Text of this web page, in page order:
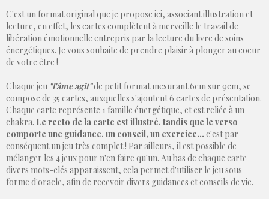
C'est un format original que je propose ici, associant illustration et
lecture, en effet, les cartes complètent à merveille le travail de
libération émotionnelle entrepris par la lecture du livre de soins
énergétiques. Je vous souhaite de prendre plaisir à plonger au coeur
de votre être !
Chaque jeu "l'âme agit"de petit format mesurant 6cm sur 9cm, se
compose de 35 cartes, auxquelles s'ajoutent 6 cartes de présentation.
Chaque carte représente 1 famille énergétique, et est reliée à un
chakra. Le recto de la carte est illustré, tandis que le verso
comporte une guidance, un conseil, un exercice... c'est par
conséquent un jeu très complet ! Par ailleurs, il est possible de
mélanger les 4 jeux pour n'en faire qu'un. Au bas de chaque carte
divers mots-clés apparaissent, cela permet d'utiliser le jeu sous
forme d'oracle, afin de recevoir divers guidances et conseils de vie.